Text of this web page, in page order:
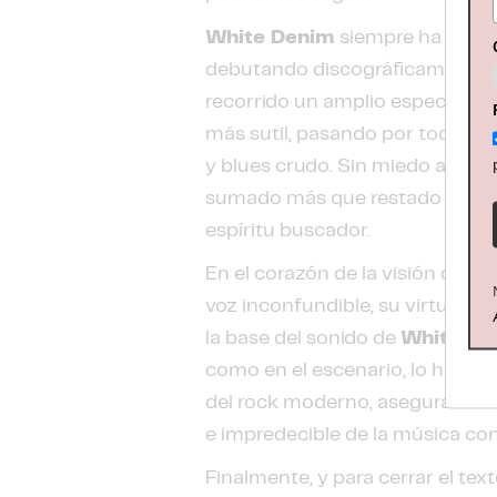
White Denim siempre ha sido
debutando discográficamente
recorrido un amplio espectro,
más sutil, pasando por toques
y blues crudo. Sin miedo a los
sumado más que restado a su
espíritu buscador.
En el corazón de la visión de la
voz inconfundible, su
la base del sonido de White
como en el escenario, lo ha
del rock moderno, asegurando
e impredecible de la música
Finalmente, y para cerrar el